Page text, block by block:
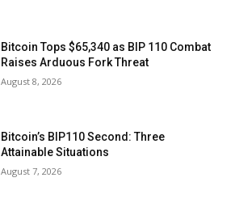
Bitcoin Tops $65,340 as BIP 110 Combat
Raises Arduous Fork Threat
August 8, 2026
Bitcoin’s BIP110 Second: Three
Attainable Situations
August 7, 2026